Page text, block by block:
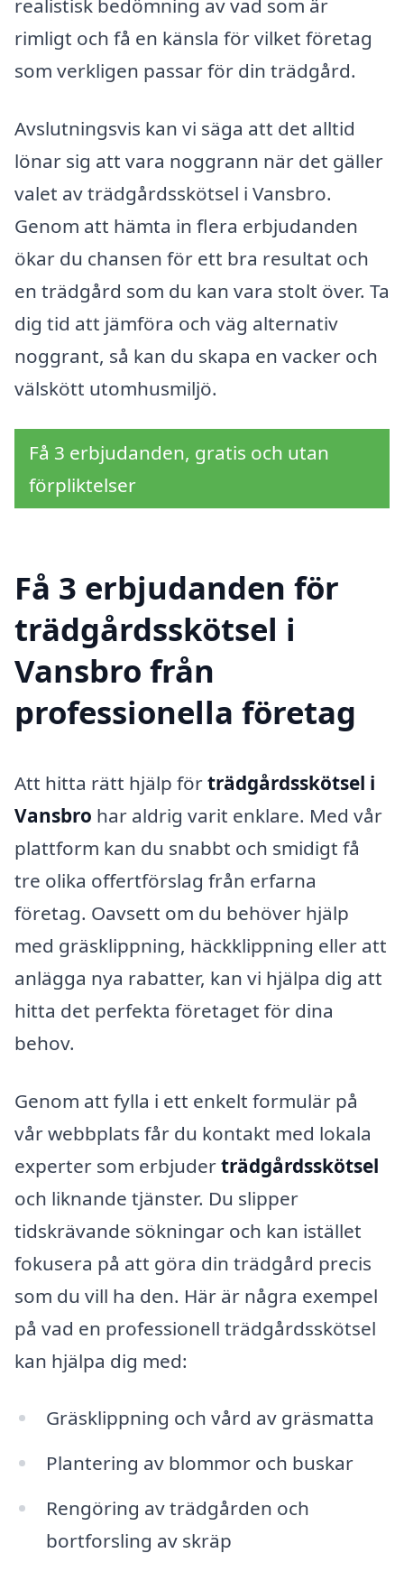
realistisk bedömning av vad som är
rimligt och få en känsla för vilket företag
som verkligen passar för din trädgård.
Avslutningsvis kan vi säga att det alltid
lönar sig att vara noggrann när det gäller
valet av trädgårdsskötsel i Vansbro.
Genom att hämta in flera erbjudanden
ökar du chansen för ett bra resultat och
en trädgård som du kan vara stolt över. Ta
dig tid att jämföra och väg alternativ
noggrant, så kan du skapa en vacker och
välskött utomhusmiljö.
Få 3 erbjudanden, gratis och utan
förpliktelser
Få 3 erbjudanden för
trädgårdsskötsel i
Vansbro från
professionella företag
Att hitta rätt hjälp förträdgårdsskötsel i
Vansbro har aldrig varit enklare. Med vår
plattform kan du snabbt och smidigt få
tre olika offertförslag från erfarna
företag. Oavsett om du behöver hjälp
med gräsklippning, häckklippning eller att
anlägga nya rabatter, kan vi hjälpa dig att
hitta det perfekta företaget för dina
behov.
Genom att fylla i ett enkelt formulär på
vår webbplats får du kontakt med lokala
experter som erbjuderträdgårdsskötsel
och liknande tjänster. Du slipper
tidskrävande sökningar och kan istället
fokusera på att göra din trädgård precis
som du vill ha den. Här är några exempel
på vad en professionell trädgårdsskötsel
kan hjälpa dig med:
Gräsklippning och vård av gräsmatta
Plantering av blommor och buskar
Rengöring av trädgården och
bortforsling av skräp